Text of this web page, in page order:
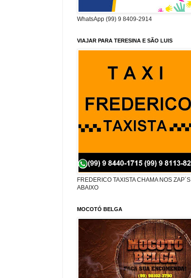
WhatsApp (99) 9 8409-2914
VIAJAR PARA TERESINA E SÃO LUIS
FREDERICO TAXISTA CHAMA NOS ZAP´S
ABAIXO
MOCOTÓ BELGA